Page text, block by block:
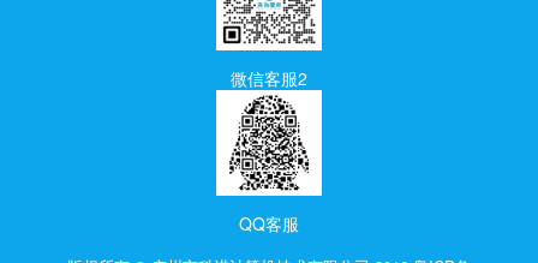
微信客服2
QQ客服